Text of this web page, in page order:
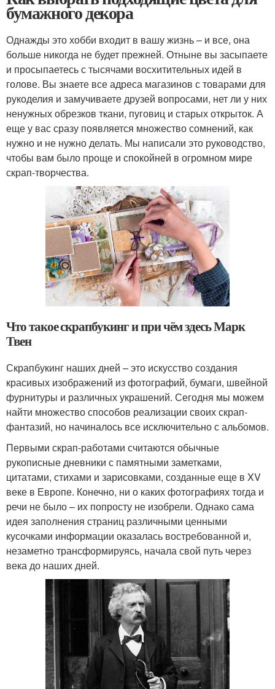
бумажного декора
Однажды это хобби входит в вашу жизнь – и все, она
больше никогда не будет прежней. Отныне вы засыпаете
и просыпаетесь с тысячами восхитительных идей в
голове. Вы знаете все адреса магазинов с товарами для
рукоделия и замучиваете друзей вопросами, нет ли у них
ненужных обрезков ткани, пуговиц и старых открыток. А
еще у вас сразу появляется множество сомнений, как
нужно и не нужно делать. Мы написали это руководство,
чтобы вам было проще и спокойней в огромном мире
скрап-творчества.
Что такое скрапбукинг и при чём здесь Марк
Твен
Скрапбукинг наших дней – это искусство создания
красивых изображений из фотографий, бумаги, швейной
фурнитуры и различных украшений. Сегодня мы можем
найти множество способов реализации своих скрап-
фантазий, но начиналось все исключительно с альбомов.
Первыми скрап-работами считаются обычные
рукописные дневники с памятными заметками,
цитатами, стихами и зарисовками, созданные еще в XV
веке в Европе. Конечно, ни о каких фотографиях тогда и
речи не было – их попросту не изобрели. Однако сама
идея заполнения страниц различными ценными
кусочками информации оказалась востребованной и,
незаметно трансформируясь, начала свой путь через
века до наших дней.